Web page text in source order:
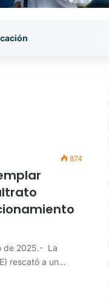
874
de 2025.- La
rescató a un…